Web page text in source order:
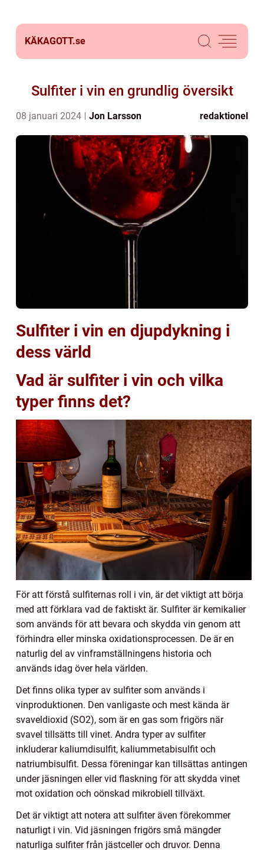
KÄKAGOTT.se
Sulfiter i vin en grundlig översikt
08 januari 2024 Jon Larsson redaktionel
Sulfiter i vin en djupdykning i
dess värld
Vad är sulfiter i vin och vilka
typer finns det?
För att förstå sulfiternas roll i vin, är det viktigt att börja
med att förklara vad de faktiskt är. Sulfiter är kemikalier
som används för att bevara och skydda vin genom att
förhindra eller minska oxidationsprocessen. De är en
naturlig del av vinframställningens historia och
används idag över hela världen.
Det finns olika typer av sulfiter som används i
vinproduktionen. Den vanligaste och mest kända är
svaveldioxid (SO2), som är en gas som frigörs när
svavel tillsätts till vinet. Andra typer av sulfiter
inkluderar kaliumdisulfit, kaliummetabisulfit och
natriumbisulfit. Dessa föreningar kan tillsättas antingen
under jäsningen eller vid flaskning för att skydda vinet
mot oxidation och oönskad mikrobiell tillväxt.
Det är viktigt att notera att sulfiter även förekommer
naturligt i vin. Vid jäsningen frigörs små mängder
naturliga sulfiter från jästceller och druvor. Denna